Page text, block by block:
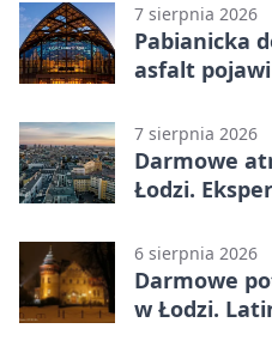
7 sierpnia 2026
Pabianicka
asfalt
7 sierpnia 2026
Darmowe
Łodzi.
6 sierpnia 2026
Darmowe
w Łodzi.